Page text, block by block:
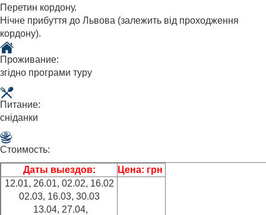
Перетин кордону.
Нічне прибуття до Львова (залежить від проходження
кордону).
Проживание:
згідно програми туру
Питание:
сніданки
Стоимость:
Даты выездов:
Цена: грн
12.01, 26.01, 02.02, 16.02
02.03, 16.03, 30.03
13.04, 27.04,